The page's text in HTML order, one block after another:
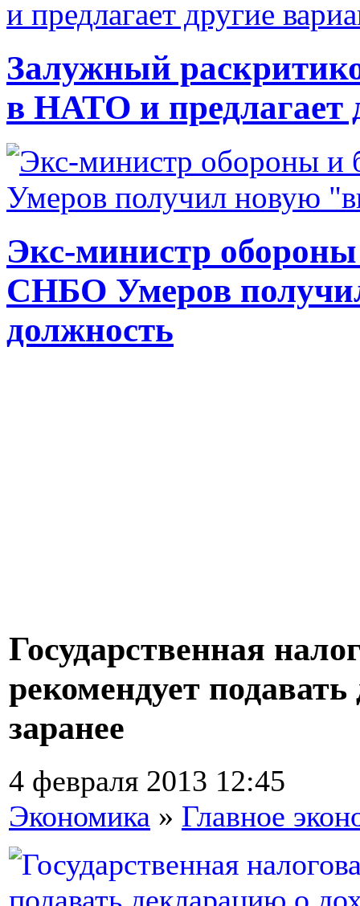
Залужный
в НАТО и предлагает
Экс-министр
СНБО Умеров
должность
Государственная
рекомендует
заранее
4 февраля 2013 12:45
Экономика » Главное